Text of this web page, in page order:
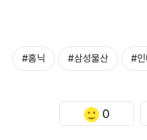
#홈닉 #삼성물산 #인
0